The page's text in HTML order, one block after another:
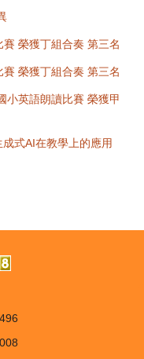
榮獲丁組合奏 第三名
榮獲丁組合奏 第三名
小英語朗讀比賽 榮獲甲
式AI在教學上的應用